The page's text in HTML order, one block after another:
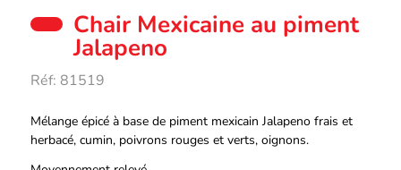
Chair Mexicaine au piment
Jalapeno
Réf: 81519
Description
Mélange épicé à base de piment mexicain Jalapeno frais et
herbacé, cumin, poivrons rouges et verts, oignons.